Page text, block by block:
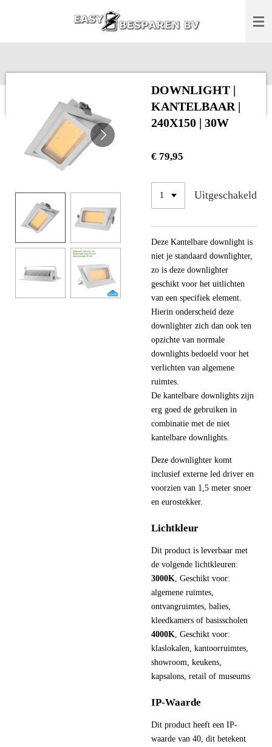
DOWNLIGHT |
KANTELBAAR |
240X150 | 30W
€ 79,95
Uitgeschakeld
Deze Kantelbare downlight is
niet je standaard downlighter,
zo is deze downlighter
geschikt voor het uitlichten
van een specifiek element.
Hierin onderscheid deze
downlighter zich dan ook ten
opzichte van normale
downlights bedoeld voor het
verlichten van algemene
ruimtes.
De kantelbare downlights zijn
erg goed de gebruiken in
combinatie met de niet
kantelbare downlights.
Deze downlighter komt
inclusief externe led driver en
voorzien van 1,5 meter snoer
en eurostekker.
Lichtkleur
Dit product is leverbaar met
de volgende lichtkleuren:
3000K , Geschikt voor:
algemene ruimtes,
ontvangruimtes, balies,
kleedkamers of basisscholen
4000K , Geschikt voor:
klaslokalen, kantoorruimtes,
showroom, keukens,
kapsalons, retail of museums
IP-Waarde
Dit product heeft een IP-
waarde van 40, dit betekent